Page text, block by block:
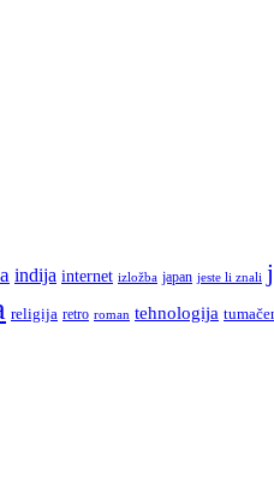
indija internet izložba japan jeste li znali
religija retro roman tehnologija